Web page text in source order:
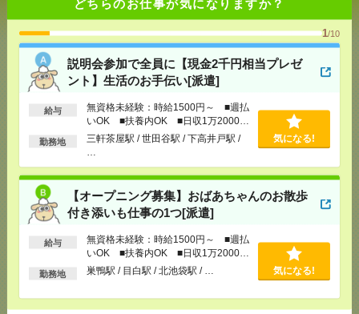
どちらのお仕事が気になりますか？
1/10
説明会参加で全員に【現金2千円相当プレゼ
ント】生活のお手伝い[派遣]
給与
無資格未経験：時給1500円～ ■週払
いOK ■扶養内OK ■日収1万2000円
以上
勤務地
三軒茶屋駅 / 世田谷駅 / 下高井戸駅 /
気になる!
【オープニング募集】おばあちゃんのお散歩
付き添いも仕事の1つ[派遣]
給与
無資格未経験：時給1500円～ ■週払
いOK ■扶養内OK ■日収1万2000円
以上
勤務地 巣鴨駅 / 目白駅 / 北池袋駅 / … 気になる!
活のお手伝い[派遣]
[給 与]無資格未経験：時給1500円～ ■週払い
OK ■扶養内OK ■日収1万2000円以上
[交通費]
交通費全額支給
[勤務地] 三軒茶屋駅/世田谷駅/下高井戸駅/
気になる！
【オープニング募集】おばあちゃんのお散歩付き添
いも仕事の1つ[派遣]
[給 与]無資格未経験：時給1500円～ ■週払い
OK ■扶養内OK ■日収1万2000円以上
[交通費]
交通費全額支給
[勤務地] 巣鴨駅/目白駅/北池袋駅 /…
気になる！
時給2600円＊ほぼ在宅！週3～4日＆16時迄OK！補助
金申請のサポート業務[派遣]